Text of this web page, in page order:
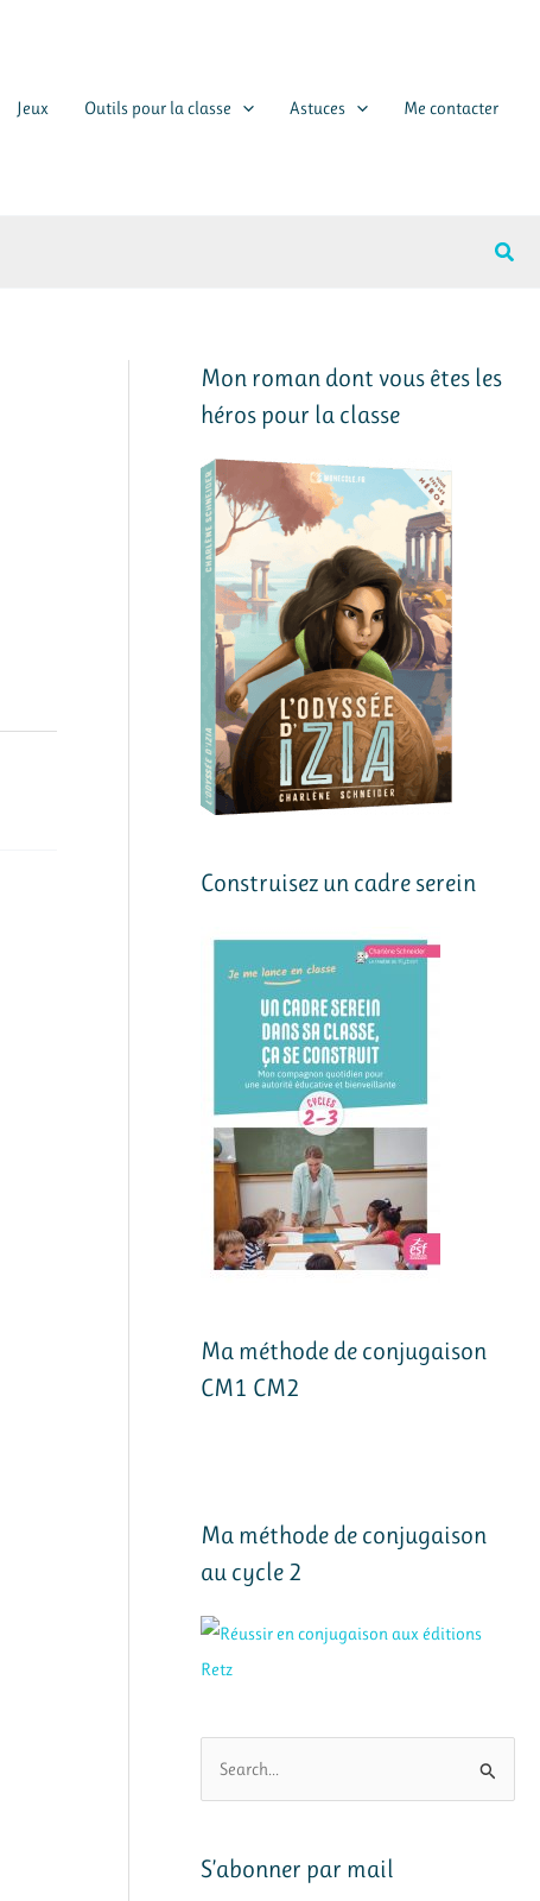
Jeux Outils pour la classe Astuces Me contacter
Mon roman dont vous êtes les
héros pour la classe
Construisez un cadre serein
Ma méthode de conjugaison
CM1 CM2
Ma méthode de conjugaison
au cycle 2
h
S’abonner par mail